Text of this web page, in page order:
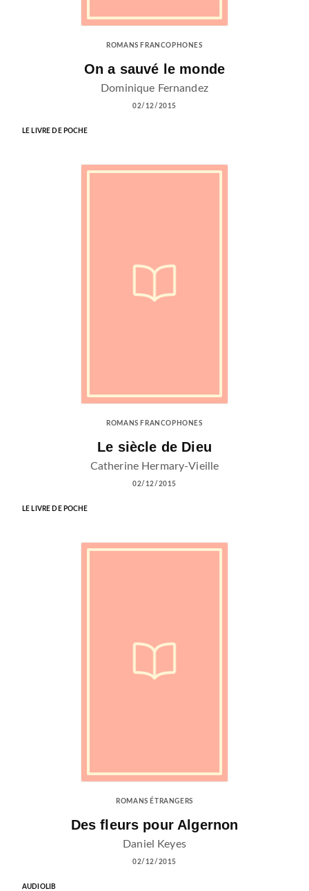
ROMANS FRANCOPHONES
On a sauvé le monde
Dominique Fernandez
02/12/2015
LE LIVRE DE POCHE
ROMANS FRANCOPHONES
Le siècle de Dieu
Catherine Hermary-Vieille
02/12/2015
LE LIVRE DE POCHE
ROMANS ÉTRANGERS
Des fleurs pour Algernon
Daniel Keyes
02/12/2015
AUDIOLIB